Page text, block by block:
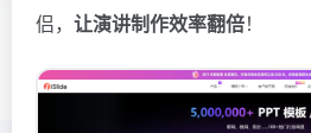
侣， 让演讲制作效率翻倍！